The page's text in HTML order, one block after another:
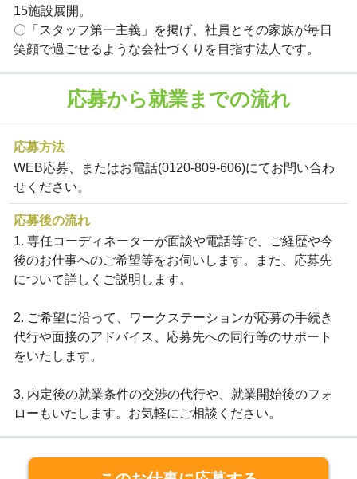
15施設展開。
〇「スタッフ第一主義」を掲げ、社員とその家族が毎日
笑顔で過ごせるような会社づくりを目指す法人です。
応募から就業までの流れ
応募方法
WEB応募、またはお電話(0120-809-606)にてお問い合わ
せください。
応募後の流れ
1. 専任コーディネーターが面談や電話等で、ご経歴や今
後のお仕事へのご希望等をお伺いします。また、応募先
について詳しくご説明します。
2. ご希望に沿って、ワークステーションが応募の手続き
代行や面接のアドバイス、応募先への同行等のサポート
をいたします。
3. 内定後の就業条件の交渉の代行や、就業開始後のフォ
ローもいたします。お気軽にご相談ください。